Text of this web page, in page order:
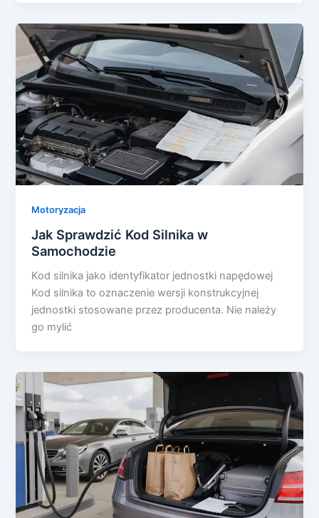
Motoryzacja
Jak Sprawdzić Kod Silnika w
Samochodzie
Kod silnika jako identyfikator jednostki napędowej
Kod silnika to oznaczenie wersji konstrukcyjnej
jednostki stosowane przez producenta. Nie należy
go mylić